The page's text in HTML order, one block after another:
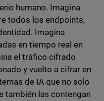
humano. Imagina
todos los endpoints,
Imagina
en tiempo real en
el tráfico cifrado
y vuelto a cifrar en
de IA que no solo
también las contengan